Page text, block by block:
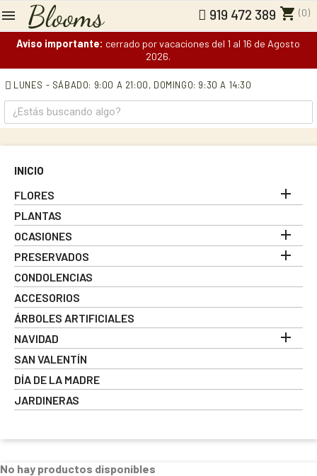
919 472 389 shopping_cart (0)
Aviso importante: cerrado por vacaciones del 1 al 16 de Agosto
2026.
LUNES - SÁBADO: 9:00 A 21:00, DOMINGO: 9:30 A 14:30
INICIO
FLORES 
PLANTAS
OCASIONES

PRESERVADOS 
CONDOLENCIAS
ACCESORIOS
ÁRBOLES ARTIFICIALES
NAVIDAD

SAN VALENTÍN
DÍA DE LA MADRE
JARDINERAS
No hay productos disponibles